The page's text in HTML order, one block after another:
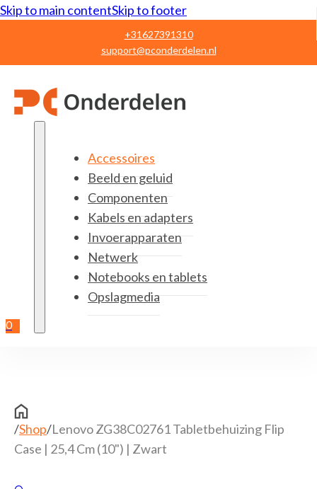
Skip to main contentSkip to footer
+31627391310
support@pconderdelen.nl
0
Accessoires
Beeld en geluid
Componenten
Kabels en adapters
Invoerapparaten
Netwerk
Notebooks en tablets
Opslagmedia
/Shop/Lenovo ZG38C02761 Tabletbehuizing Flip
Case | 25,4 Cm (10") | Zwart